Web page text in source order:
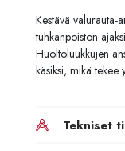
Kestävä valurauta-
tuhkanpoiston
Huoltoluukkujen
käsiksi, mikä tekee
Tekniset